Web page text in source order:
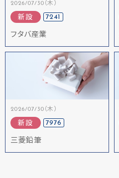
2026/07/30（木）
新設 7241
フタバ産業
2026/07/30（木）
新設 7976
三菱鉛筆